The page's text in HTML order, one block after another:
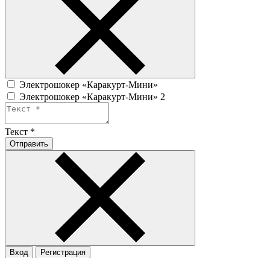
Электрошокер «Каракурт-Мини»
Электрошокер «Каракурт-Мини» 2
Текст *
Отправить
Вход Регистрация